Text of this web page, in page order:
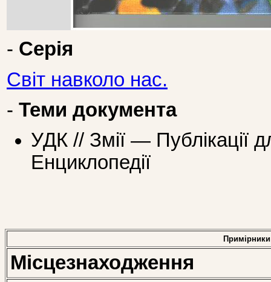
- Серія
Світ навколо нас.
- Теми документа
УДК // Змії — Публікації
Енциклопедії
Примірники
Місцезнаходження